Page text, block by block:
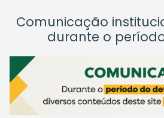
Comunicação
durante o